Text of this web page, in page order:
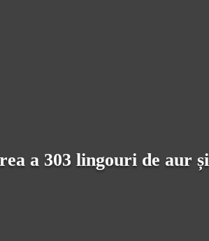
a 303 lingouri de aur